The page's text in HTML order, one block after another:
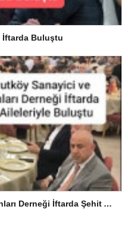
İftarda Buluştu
Arnavutköy Sanayici ve İş İnsanları Derneği İftarda Şehit Aileleriyle Buluştu